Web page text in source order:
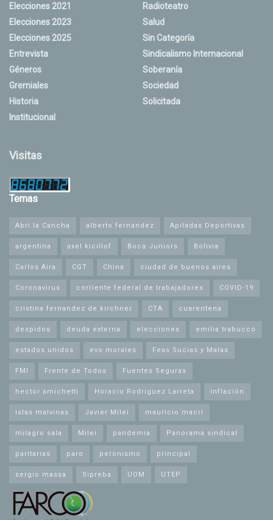
Elecciones 2021
Elecciones 2023
Elecciones 2025
Entrevista
Géneros
Gremiales
Historia
Institucional
Radioteatro
Salud
Sin Categoría
Sindicalismo Internacional
Soberanía
Sociedad
Solicitada
Visitas
Temas
Abrí la Cancha alberto fernandez Apiladas Deportivas
argentina axel kicillof Boca Juniors Bolivia
Carlos Aira CGT China ciudad de buenos aires
Coronavirus corriente federal de trabajadores COVID-19
cristina fernandez de kirchner CTA cuarentena
despidos deuda externa elecciones emilia trabucco
estados unidos evo morales Feas Sucias y Malas
FMI Frente de Todos Fuentes Seguras
hector amichetti Horacio Rodríguez Larreta inflación
islas malvinas Javier Milei mauricio macri
milagro sala Milei pandemia Panorama sindical
paritarias paro peronismo principal
sergio massa Sipreba UOM UTEP